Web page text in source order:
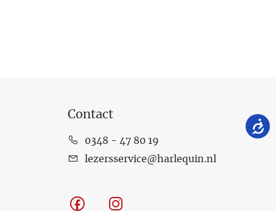
Contact
0348 - 47 80 19
lezersservice@harlequin.nl
Facebook